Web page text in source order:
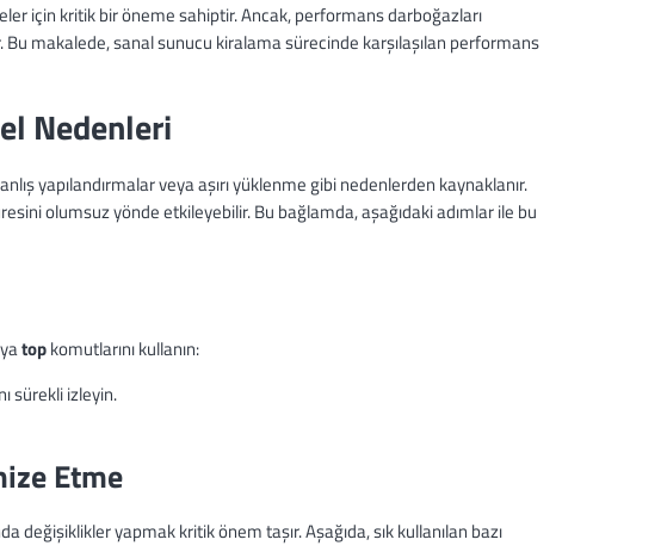
için kritik bir öneme sahiptir. Ancak, performans darboğazları
Bu makalede, sanal sunucu kiralama sürecinde karşılaşılan performans
Nedenleri
yapılandırmalar veya aşırı yüklenme gibi nedenlerden kaynaklanır.
olumsuz yönde etkileyebilir. Bu bağlamda, aşağıdaki adımlar ile bu
topkomutlarını kullanın:
sürekli izleyin.
Etme
yapmak kritik önem taşır. Aşağıda, sık kullanılan bazı